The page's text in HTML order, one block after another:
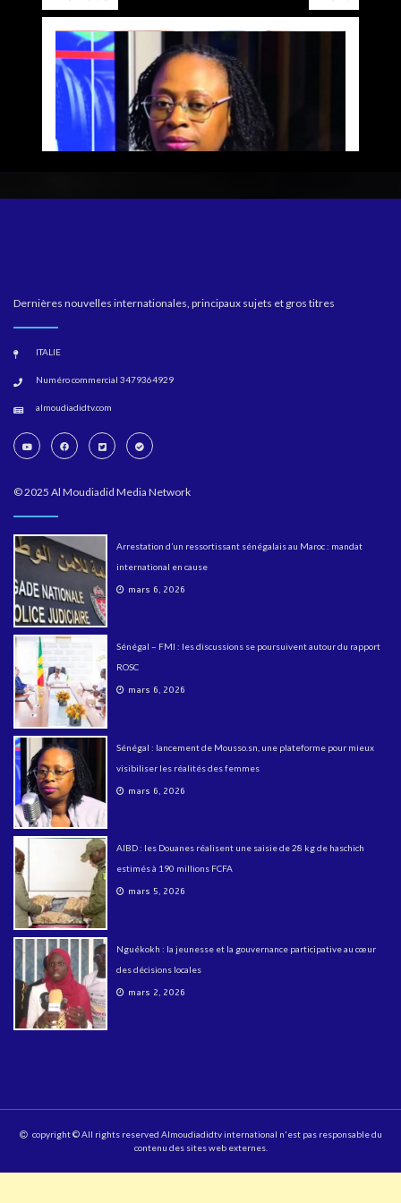
Dernières nouvelles internationales, principaux sujets et gros titres
ITALIE
Numéro commercial 3479364929
almoudiadidtv.com
© 2025 Al Moudiadid Media Network
Arrestation d’un ressortissant sénégalais au Maroc : mandat
international en cause
mars 6, 2026
Sénégal – FMI : les discussions se poursuivent autour du rapport
ROSC
mars 6, 2026
Sénégal : lancement de Mousso.sn, une plateforme pour mieux
visibiliser les réalités des femmes
mars 6, 2026
AIBD : les Douanes réalisent une saisie de 28 kg de haschich
estimés à 190 millions FCFA
mars 5, 2026
Nguékokh : la jeunesse et la gouvernance participative au cœur
des décisions locales
mars 2, 2026
copyright © All rights reserved Almoudiadidtv international n'est pas responsable du
contenu des sites web externes.